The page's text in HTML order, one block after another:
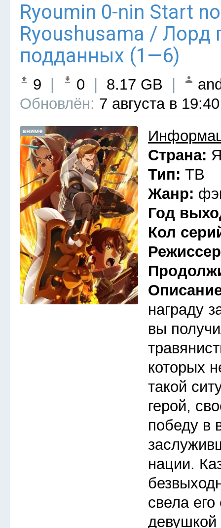
Ryoumin 0-nin Start
Ryoushusama / Лорд
подданных (1—6)
9 0 8.17 GB
Обновлён: 7 августа в 19:40
аниме
Страна:
Тип: ТВ
Жанр:
Год
Кол
награду
вы
которых
такой
герой,
победу в
нации.
свела его